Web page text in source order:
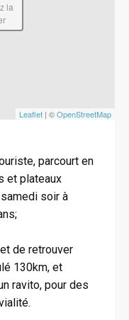
Leaflet | ©OpenStreetMap
la
parcourt en
et plateaux
soir à
de retrouver
130km, et
ravito, pour des